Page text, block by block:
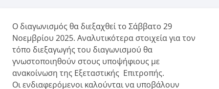
Ο διαγωνισμός θα διεξαχθεί το Σάββατο 29
Νοεμβρίου 2025. Αναλυτικότερα στοιχεία για τον
τόπο διεξαγωγής του διαγωνισμού θα
γνωστοποιηθούν στους υποψήφιους με
ανακοίνωση της Εξεταστικής Επιτροπής.
Οι ενδιαφερόμενοι καλούνται να υποβάλουν